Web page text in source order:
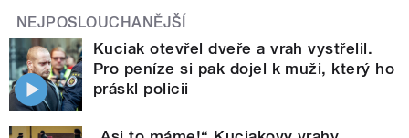
NEJPOSLOUCHANĚJŠÍ
Kuciak otevřel dveře a vrah vystřelil.
Pro peníze si pak dojel k muži, který ho
práskl policii